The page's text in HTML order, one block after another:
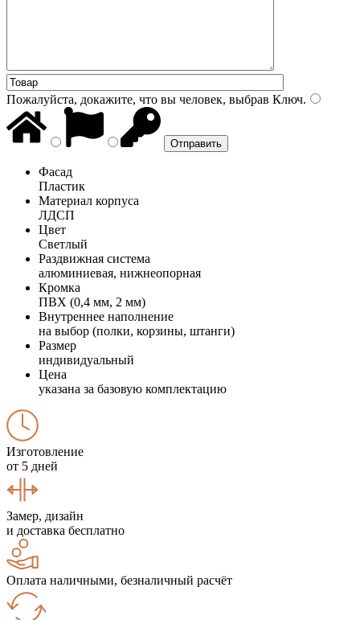
Пожалуйста, докажите, что вы человек, выбрав Ключ.
Фасад
Пластик
Материал корпуса
ЛДСП
Цвет
Светлый
Раздвижная система
алюминиевая, нижнеопорная
Кромка
ПВХ (0,4 мм, 2 мм)
Внутреннее наполнение
на выбор (полки, корзины, штанги)
Размер
индивидуальный
Цена
указана за базовую комплектацию
Изготовление
от 5 дней
Замер, дизайн
и доставка бесплатно
Оплата наличными, безналичный расчёт